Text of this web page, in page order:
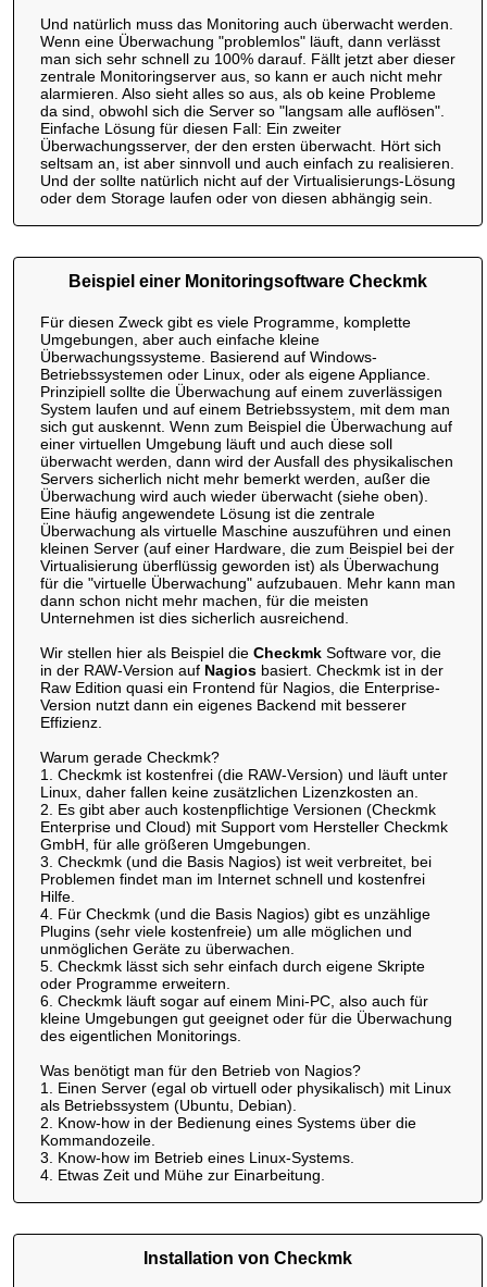
Und natürlich muss das Monitoring auch überwacht werden.
Wenn eine Überwachung "problemlos" läuft, dann verlässt
man sich sehr schnell zu 100% darauf. Fällt jetzt aber dieser
zentrale Monitoringserver aus, so kann er auch nicht mehr
alarmieren. Also sieht alles so aus, als ob keine Probleme
da sind, obwohl sich die Server so "langsam alle auflösen".
Einfache Lösung für diesen Fall: Ein zweiter
Überwachungsserver, der den ersten überwacht. Hört sich
seltsam an, ist aber sinnvoll und auch einfach zu realisieren.
Und der sollte natürlich nicht auf der Virtualisierungs-Lösung
oder dem Storage laufen oder von diesen abhängig sein.
Beispiel einer Monitoringsoftware Checkmk
Für diesen Zweck gibt es viele Programme, komplette
Umgebungen, aber auch einfache kleine
Überwachungssysteme. Basierend auf Windows-
Betriebssystemen oder Linux, oder als eigene Appliance.
Prinzipiell sollte die Überwachung auf einem zuverlässigen
System laufen und auf einem Betriebssystem, mit dem man
sich gut auskennt. Wenn zum Beispiel die Überwachung auf
einer virtuellen Umgebung läuft und auch diese soll
überwacht werden, dann wird der Ausfall des physikalischen
Servers sicherlich nicht mehr bemerkt werden, außer die
Überwachung wird auch wieder überwacht (siehe oben).
Eine häufig angewendete Lösung ist die zentrale
Überwachung als virtuelle Maschine auszuführen und einen
kleinen Server (auf einer Hardware, die zum Beispiel bei der
Virtualisierung überflüssig geworden ist) als Überwachung
für die "virtuelle Überwachung" aufzubauen. Mehr kann man
dann schon nicht mehr machen, für die meisten
Unternehmen ist dies sicherlich ausreichend.
Wir stellen hier als Beispiel die CheckmkSoftware vor, die
in der RAW-Version auf Nagiosbasiert. Checkmk ist in der
Raw Edition quasi ein Frontend für Nagios, die Enterprise-
Version nutzt dann ein eigenes Backend mit besserer
Effizienz.
Warum gerade Checkmk?
1. Checkmk ist kostenfrei (die RAW-Version) und läuft unter
Linux, daher fallen keine zusätzlichen Lizenzkosten an.
2. Es gibt aber auch kostenpflichtige Versionen (Checkmk
Enterprise und Cloud) mit Support vom Hersteller Checkmk
GmbH, für alle größeren Umgebungen.
3. Checkmk (und die Basis Nagios) ist weit verbreitet, bei
Problemen findet man im Internet schnell und kostenfrei
Hilfe.
4. Für Checkmk (und die Basis Nagios) gibt es unzählige
Plugins (sehr viele kostenfreie) um alle möglichen und
unmöglichen Geräte zu überwachen.
5. Checkmk lässt sich sehr einfach durch eigene Skripte
oder Programme erweitern.
6. Checkmk läuft sogar auf einem Mini-PC, also auch für
kleine Umgebungen gut geeignet oder für die Überwachung
des eigentlichen Monitorings.
Was benötigt man für den Betrieb von Nagios?
1. Einen Server (egal ob virtuell oder physikalisch) mit Linux
als Betriebssystem (Ubuntu, Debian).
2. Know-how in der Bedienung eines Systems über die
Kommandozeile.
3. Know-how im Betrieb eines Linux-Systems.
4. Etwas Zeit und Mühe zur Einarbeitung.
Installation von Checkmk